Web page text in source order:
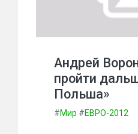
Андрей
пройти
Польша»
#Мир #ЕВРО-2012